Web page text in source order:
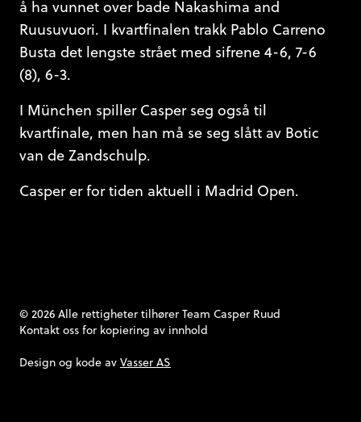
å ha vunnet over bade Nakashima and
Ruusuvuori. I kvartfinalen trakk Pablo Carreno
Busta det lengste strået med sifrene 4-6, 7-6
(8), 6-3.
I München spiller Casper seg også til
kvartfinale, men han må se seg slått av Botic
van de Zandschulp.
Casper er for tiden aktuell i Madrid Open.
© 2026 Alle rettigheter tilhører Team Casper Ruud
Kontakt oss for kopiering av innhold
Design og kode av Vasser AS